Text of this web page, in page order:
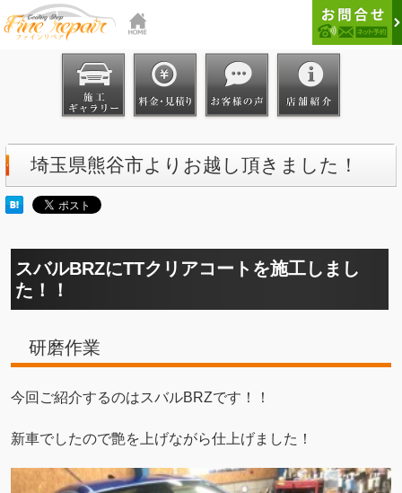
埼玉県熊谷市よりお越し頂きました！
スバルBRZにTTクリアコートを施工しまし
た！！
研磨作業
今回ご紹介するのはスバルBRZです！！
新車でしたので艶を上げながら仕上げました！